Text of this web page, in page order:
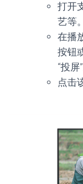
打开
艺等。
在播
按钮
“投屏
点击